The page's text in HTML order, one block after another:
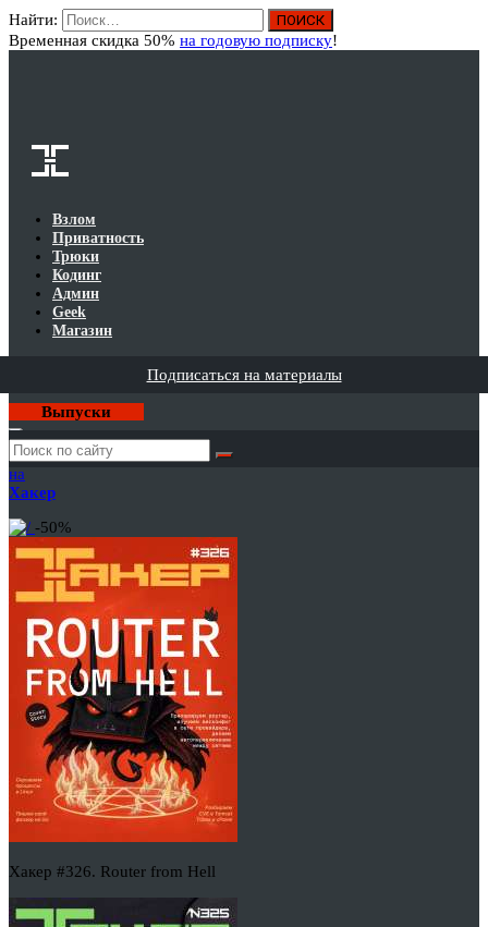
Найти:
Временная скидка 50% на годовую подписку!
Взлом
Приватность
Трюки
Кодинг
Админ
Geek
Магазин
Подписаться на материалы
Выпуски
Годовая
подписка
на
Хакер
-50%
Хакер #326. Router from Hell